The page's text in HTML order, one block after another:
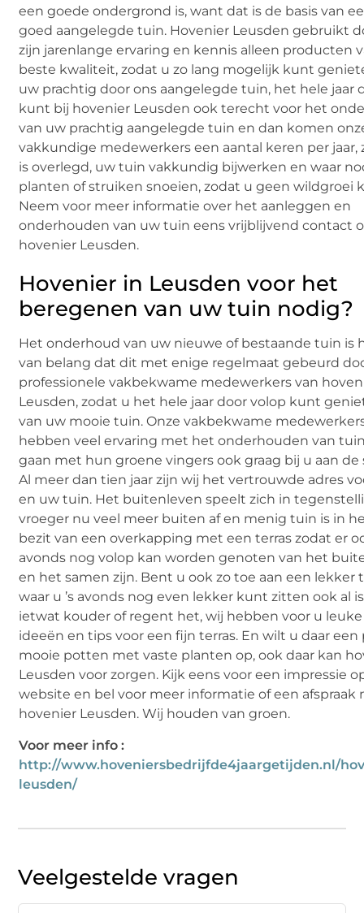
een goede ondergrond is, want dat is de basis van
goed aangelegde tuin. Hovenier Leusden gebruikt
zijn jarenlange ervaring en kennis alleen producten
beste kwaliteit, zodat u zo lang mogelijk kunt
uw prachtig door ons aangelegde tuin, het hele jaar
kunt bij hovenier Leusden ook terecht voor het
van uw prachtig aangelegde tuin en dan komen
vakkundige medewerkers een aantal keren per jaar,
is overlegd, uw tuin vakkundig bijwerken en waar
planten of struiken snoeien, zodat u geen wildgroei
Neem voor meer informatie over het aanleggen en
onderhouden van uw tuin eens vrijblijvend contact
hovenier Leusden.
Hovenier in Leusden voor het
beregenen van uw tuin nodig?
Het onderhoud van uw nieuwe of bestaande tuin is
van belang dat dit met enige regelmaat gebeurd
professionele vakbekwame medewerkers van
Leusden, zodat u het hele jaar door volop kunt
van uw mooie tuin. Onze vakbekwame
hebben veel ervaring met het onderhouden van
gaan met hun groene vingers ook graag bij u aan de
Al meer dan tien jaar zijn wij het vertrouwde adres
en uw tuin. Het buitenleven speelt zich in
vroeger nu veel meer buiten af en menig tuin is in
bezit van een overkapping met een terras zodat er
avonds nog volop kan worden genoten van het
en het samen zijn. Bent u ook zo toe aan een lekker
waar u ’s avonds nog even lekker kunt zitten ook al
ietwat kouder of regent het, wij hebben voor u leuke
ideeën en tips voor een fijn terras. En wilt u daar een
mooie potten met vaste planten op, ook daar kan
Leusden voor zorgen. Kijk eens voor een impressie
website en bel voor meer informatie of een afspraak
hovenier Leusden. Wij houden van groen.
Voor meer info :
http://www.hoveniersbedrijfde4jaargetijden.nl/
leusden/
Veelgestelde vragen